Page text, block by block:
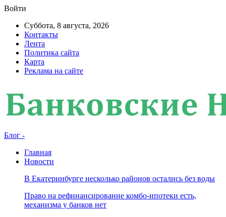
Войти
Суббота, 8 августа, 2026
Контакты
Лента
Политика сайта
Карта
Реклама на сайте
Блог -
Главная
Новости
В Екатеринбурге несколько районов остались без воды
Право на рефинансирование комбо-ипотеки есть,
механизма у банков нет